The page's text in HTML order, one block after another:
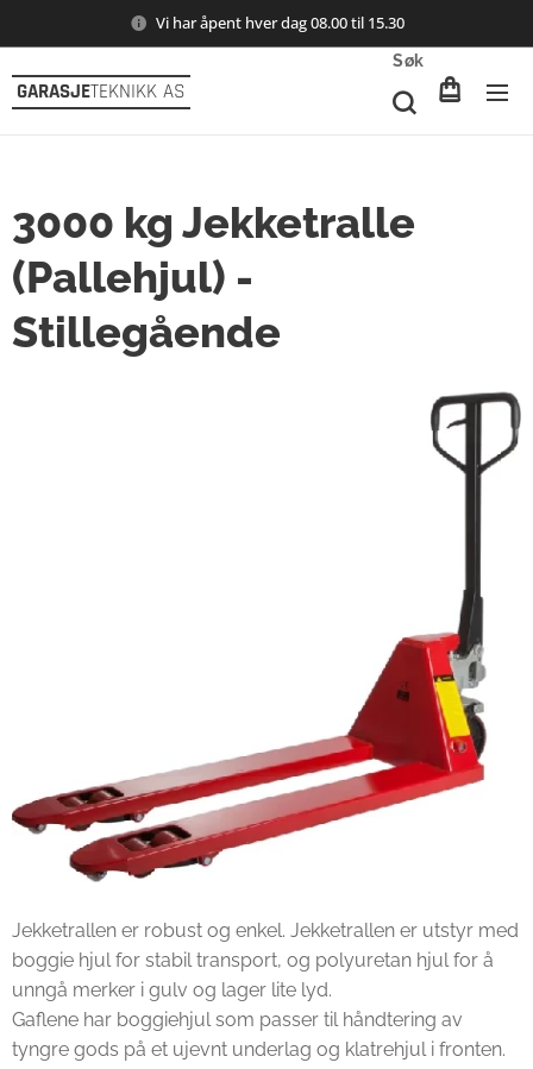
Vi har åpent hver dag 08.00 til 15.30
GARASJETEKNIKK AS
Søk
3000 kg Jekketralle
(Pallehjul) -
Stillegående
Jekketrallen er robust og enkel. Jekketrallen er utstyr med
boggie hjul for stabil transport, og polyuretan hjul for å
unngå merker i gulv og lager lite lyd.
Gaflene har boggiehjul som passer til håndtering av
tyngre gods på et ujevnt underlag og klatrehjul i fronten.